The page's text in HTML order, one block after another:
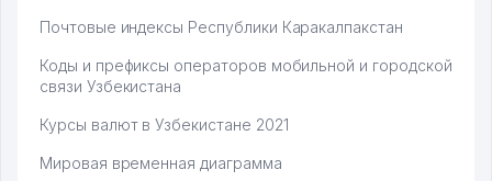
Почтовые индексы Республики Каракалпакстан
Коды и префиксы операторов мобильной и городской
связи Узбекистана
Курсы валют в Узбекистане 2021
Мировая временная диаграмма